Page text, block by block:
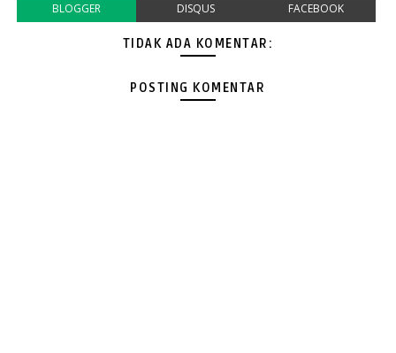
BLOGGER DISQUS FACEBOOK
TIDAK ADA KOMENTAR:
POSTING KOMENTAR